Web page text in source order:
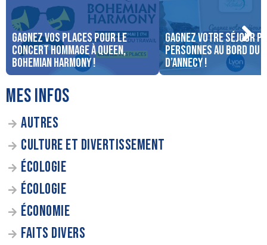
Gagnez vos places pour le
concert Hommage à Queen,
Bohemian Harmony !
Gagnez votre séjour
personnes au bord du
d’Annecy !
MES INFOS
AUTRES
CULTURE ET DIVERTISSEMENT
ÉCOLOGIE
ÉCOLOGIE
ÉCONOMIE
FAITS DIVERS